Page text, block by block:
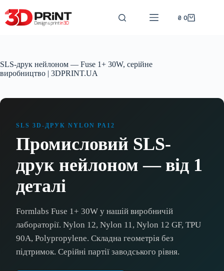
до
вмісту
Кошик
₴ 0
SLS-друк нейлоном — Fuse 1+ 30W, серійне
виробництво | 3DPRINT.UA
SLS 3D-ДРУК NYLON PA12
Промисловий SLS-
друк нейлоном — від 1
деталі
Formlabs Fuse 1+ 30W у нашій виробничій
лабораторії. Nylon 12, Nylon 11, Nylon 12 GF, TPU
90A, Polypropylene. Складна геометрія без
підтримок. Серійні партії заводського рівня.